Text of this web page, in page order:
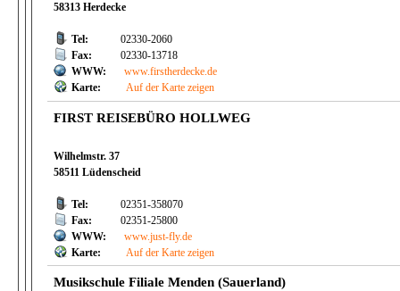
58313 Herdecke
Tel:
02330-2060
Fax:
02330-13718
WWW:
www.firstherdecke.de
Karte:
Auf der Karte zeigen
FIRST REISEBÜRO HOLLWEG
Wilhelmstr. 37
58511 Lüdenscheid
Tel:
02351-358070
Fax:
02351-25800
WWW:
www.just-fly.de
Karte:
Auf der Karte zeigen
Musikschule Filiale Menden (Sauerland)